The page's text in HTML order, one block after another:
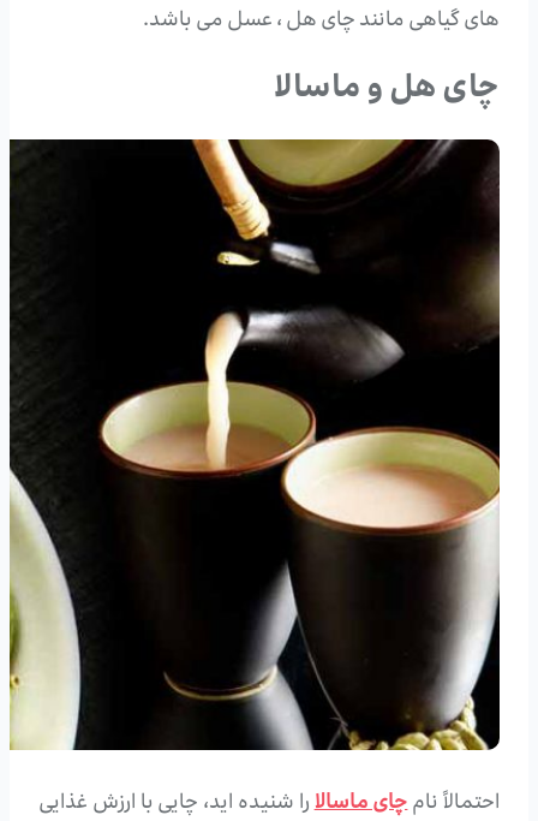
های گیاهی مانند چای هل ، عسل می باشد.
چای هل و ماسالا
احتمالاً نامچای ماسالارا شنیده اید، چایی با ارزش غذایی